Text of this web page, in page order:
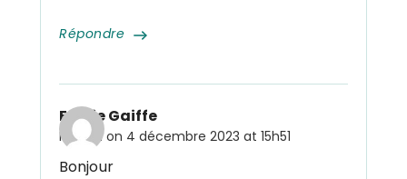
Répondre
Emilie Gaiffe
Posted on 4 décembre 2023 at 15h51
Bonjour